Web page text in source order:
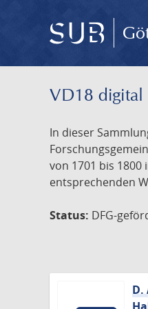
VD18 digital
In dieser
von 1701 bis
entsprechenden
Status: DFG-
D.